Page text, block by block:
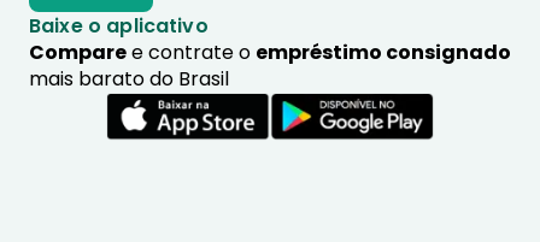
Baixe o aplicativo
Comparee contrate o empréstimo consignado
mais barato do Brasil